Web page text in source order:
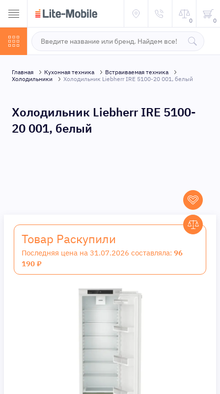
0 0
Главная Кухонная техника
Встраиваемая техника
Холодильники
Холодильник Liebherr IRE 5100-20 001, белый
Холодильник Liebherr IRE 5100-
20 001, белый
Товар Раскупили
Последняя цена на 31.07.2026 составляла: 96
190 ₽